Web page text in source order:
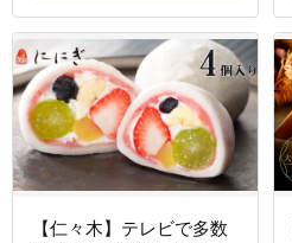
答 お取り寄せ ］
【仁々木】テレビで多数